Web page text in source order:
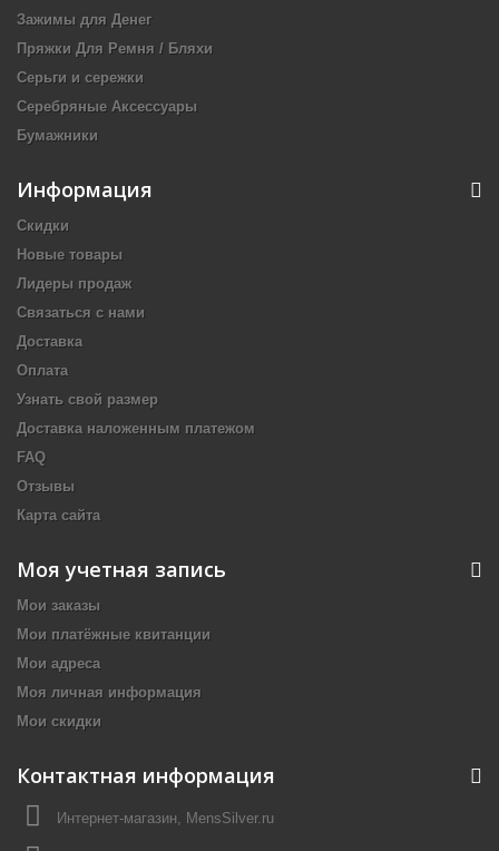
Зажимы для Денег
Пряжки Для Ремня / Бляхи
Серьги и сережки
Серебряные Аксессуары
Бумажники
Информация
Скидки
Новые товары
Лидеры продаж
Связаться с нами
Доставка
Оплата
Узнать свой размер
Доставка наложенным платежом
FAQ
Отзывы
Карта сайта
Моя учетная запись
Мои заказы
Мои платёжные квитанции
Мои адреса
Моя личная информация
Мои скидки
Контактная информация
Интернет-магазин, MensSilver.ru